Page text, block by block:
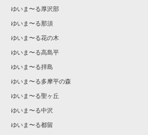
ゆいま〜る厚沢部
ゆいま〜る那須
ゆいま〜る花の木
ゆいま〜る高島平
ゆいま〜る拝島
ゆいま〜る多摩平の森
ゆいま〜る聖ヶ丘
ゆいま〜る中沢
ゆいま〜る都留